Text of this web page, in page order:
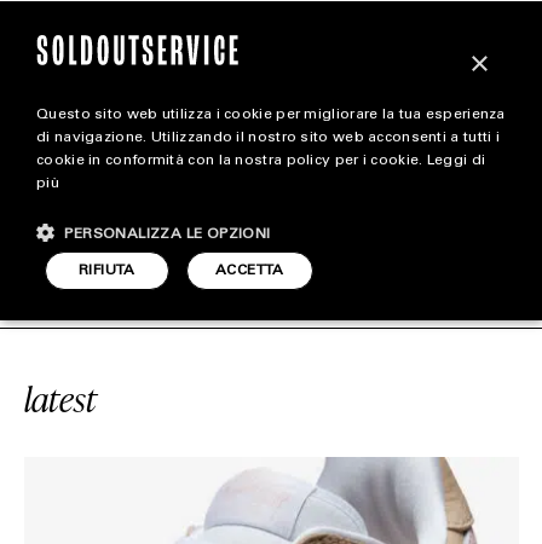
magazine
STYLE
FOOTWEAR
#LINEN SOLDOUTSERVICE
latest
×
Questo sito web utilizza i cookie per migliorare la tua esperienza
di navigazione. Utilizzando il nostro sito web acconsenti a tutti i
cookie in conformità con la nostra policy per i cookie. Leggi di
più
ACCETTA
RIFIUTA
PERSONALIZZA LE OPZIONI